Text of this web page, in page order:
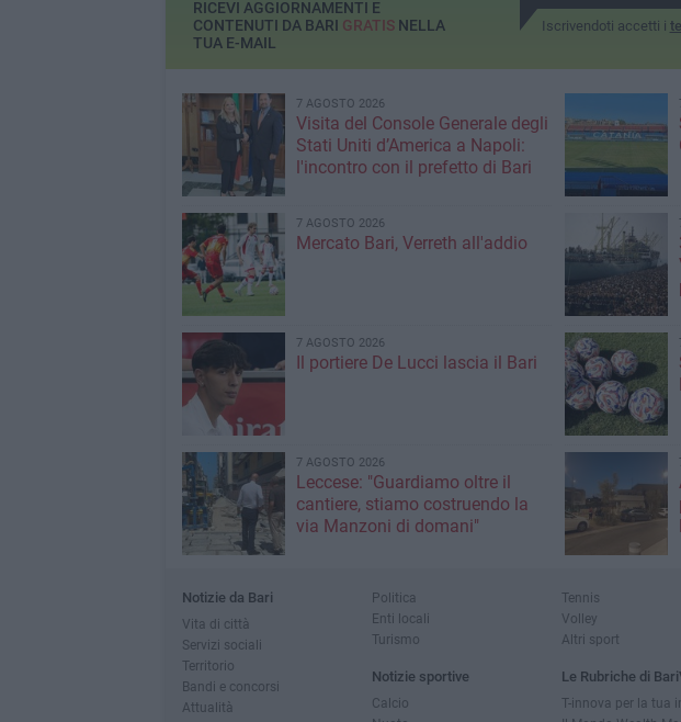
Iscrivendoti accetti i
RICEVI AGGIORNAMENTI E
CONTENUTI DA BARI GRATISNELLA
TUA E-MAIL
7 AGOSTO 2026
Visita del Console Generale degli
Stati Uniti d’America a Napoli:
l'incontro con il prefetto di Bari
7 AGOSTO 2026
Mercato Bari, Verreth all'addio
7 AGOSTO 2026
Il portiere De Lucci lascia il Bari
7 AGOSTO 2026
Leccese: "Guardiamo oltre il
cantiere, stiamo costruendo la
via Manzoni di domani"
Notizie da Bari
Vita di città
Servizi sociali
Territorio
Bandi e concorsi
Attualità
Politica
Enti locali
Turismo
Notizie sportive
Calcio
Tennis
Volley
Altri sport
Le Rubriche di
T-innova per la tua